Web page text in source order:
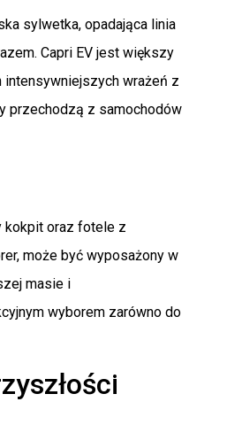
sylwetka, opadająca linia
Capri EV jest większy
wrażeń z
przechodzą z samochodów
kokpit oraz fotele z
może być wyposażony w
masie i
wyborem zarówno do